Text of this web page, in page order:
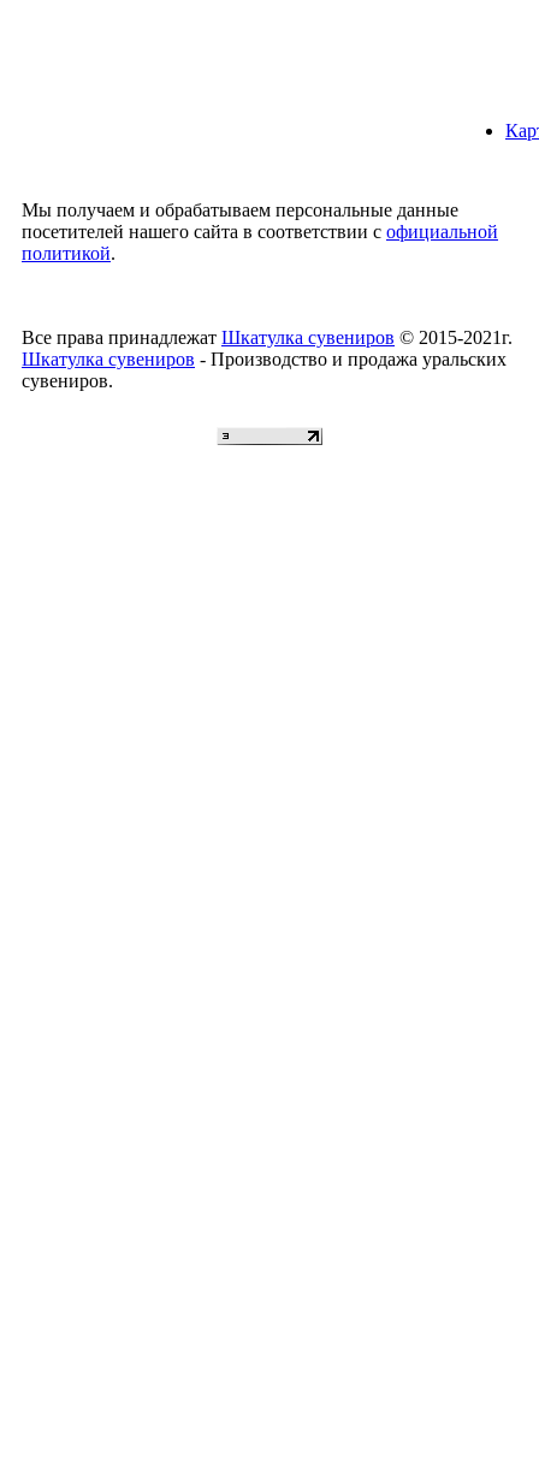
Мы получаем и обрабатываем персональные данные
посетителей нашего сайта в соответствии с официальной
политикой.
Все права принадлежат Шкатулка сувениров © 2015-2021г.
Шкатулка сувениров - Производство и продажа уральских
сувениров.